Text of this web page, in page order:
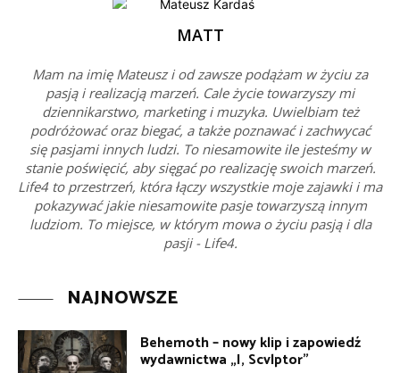
MATT
Mam na imię Mateusz i od zawsze podążam w życiu za
pasją i realizacją marzeń. Cale życie towarzyszy mi
dziennikarstwo, marketing i muzyka. Uwielbiam też
podróżować oraz biegać, a także poznawać i zachwycać
się pasjami innych ludzi. To niesamowite ile jesteśmy w
stanie poświęcić, aby sięgać po realizację swoich marzeń.
Life4 to przestrzeń, która łączy wszystkie moje zajawki i ma
pokazywać jakie niesamowite pasje towarzyszą innym
ludziom. To miejsce, w którym mowa o życiu pasją i dla
pasji - Life4.
NAJNOWSZE
Behemoth – nowy klip i zapowiedź
wydawnictwa „I, Scvlptor”